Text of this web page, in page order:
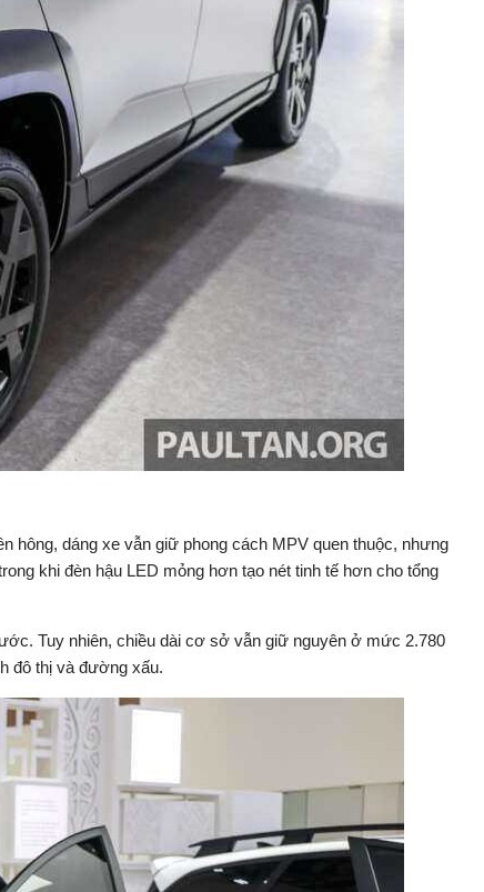
dáng xe vẫn giữ phong cách MPV quen thuộc, nhưng
khi đèn hậu LED mỏng hơn tạo nét tinh tế hơn cho tổng
Tuy nhiên, chiều dài cơ sở vẫn giữ nguyên ở mức 2.780
đô thị và đường xấu.